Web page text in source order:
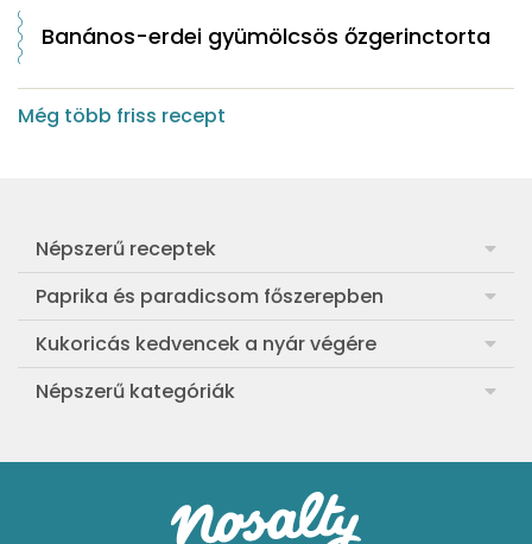
Banános-erdei gyümölcsös őzgerinctorta
Még több friss recept
Népszerű receptek
Frankfurti leves
Egyszerű muffin
Aranygaluska
Egyszerű krumplifőzelék
Klasszikus madártej
Paprika és paradicsom főszerepben
Pan con Tomate
Paradicsom és paprika eltevése télre
Paradicsomos húsgombóc
Paradicsomos flat tart leveles tésztából
Kukoricás kedvencek a nyár végére
Legfinomabb főtt kukorica
Bang bang kukorica
Szójás-vajas grillkukoricák
Népszerű kategóriák